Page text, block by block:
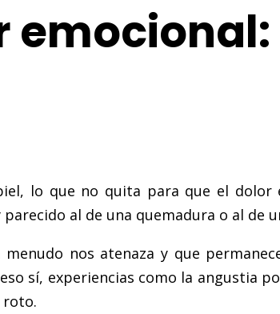
lo que no quita para que el dolor
al de una quemadura o al de
nos atenaza y que
sí, experiencias como la angustia
roto.